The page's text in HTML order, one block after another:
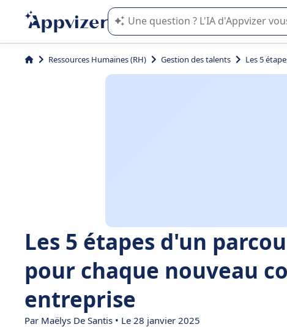
L'IA de Appvizer vous guide dans
Ressources Humaines (RH) Gestion des talents Les 5
Les 5 étapes d'un
pour chaque nouveau
entreprise
Par Maëlys De Santis • Le 28 janvier 2025